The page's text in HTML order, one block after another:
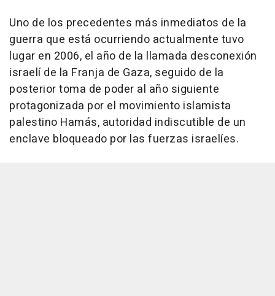
Uno de los precedentes más inmediatos de la
guerra que está ocurriendo actualmente tuvo
lugar en 2006, el año de la llamada desconexión
israelí de la Franja de Gaza, seguido de la
posterior toma de poder al año siguiente
protagonizada por el movimiento islamista
palestino Hamás, autoridad indiscutible de un
enclave bloqueado por las fuerzas israelíes.